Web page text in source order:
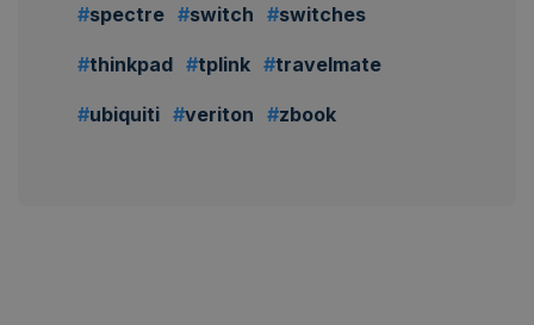
spectre switch switches
thinkpad tplink travelmate
ubiquiti veriton zbook